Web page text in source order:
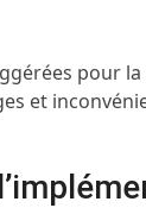
pour
et